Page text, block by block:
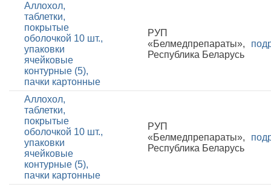
Аллохол,
таблетки,
покрытые
оболочкой 10 шт.,
упаковки
ячейковые
контурные (5),
пачки картонные
РУП
«Белмедпрепараты»,
Республика Беларусь
Аллохол,
таблетки,
покрытые
оболочкой 10 шт.,
упаковки
ячейковые
контурные (5),
пачки картонные
РУП
«Белмедпрепараты»,
Республика Беларусь